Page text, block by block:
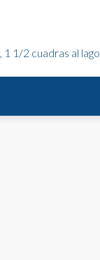
1/2 cuadras al lago